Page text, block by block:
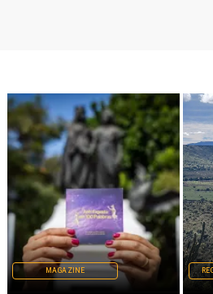
REGIÓN DE COQUIMBO